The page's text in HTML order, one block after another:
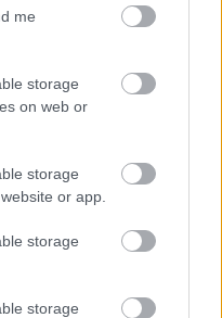
me
storage
on web or
storage
or app.
storage
storage
της